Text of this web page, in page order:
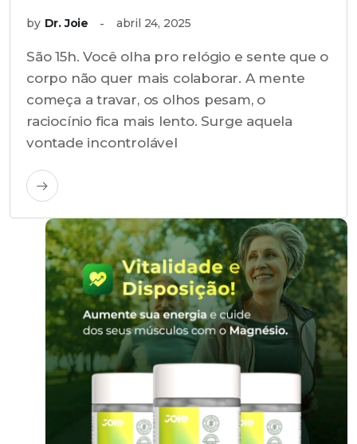
by Dr. Joie abril 24, 2025
São 15h. Você olha pro relógio e sente que o
corpo não quer mais colaborar. A mente
começa a travar, os olhos pesam, o
raciocínio fica mais lento. Surge aquela
vontade incontrolável